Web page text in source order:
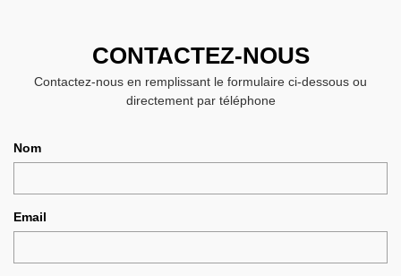
CONTACTEZ-NOUS
Contactez-nous en remplissant le formulaire ci-dessous ou
directement par téléphone
Nom
Email